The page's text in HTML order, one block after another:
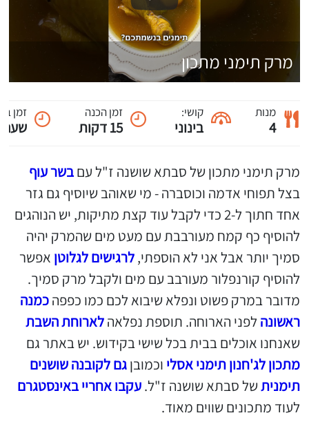
מרק תימני מתכון
מנות
4
קושי:
בינוני
זמן הכנה
15 דקות
זמן
שעה
מרק תימני מתכון של סבתא שושנה ז"ל עםבשר עוף
בצל תפוחי אדמה וכוסברה - מי שאוהב שיוסיף גם גזר
אחד חתוך ל-2 כדי לקבל עוד קצת מתיקות, יש הנוהגים
להוסיף כף קמח מעורבבת עם מעט מים שהמרק יהיה
סמיך יותר אבל אני לא הוספתי,לרגישים לגלוטן אפשר
להוסיף קורנפלור מעורבב עם מים ולקבל מרק סמיך.
מדובר במרק פשוט ונפלא שיבוא לכם כמו כפפהכמנה
ראשונה לפני הארוחה. תוספת נפלאהלארוחת השבת
שאנחנו אוכלים בבית בכל שישי בקידוש. יש באתר גם
מתכון לג'חנון תימני אסלי וכמובןגם לקובנה שושנים
תימניתשל סבתא שושנה ז"ל.עקבו אחריי באינסטגרם
לעוד מתכונים שווים מאוד.